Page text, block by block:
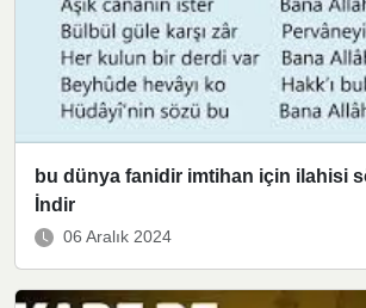
bu dünya fanidir imtihan için ilahisi
İndir
06 Aralık 2024